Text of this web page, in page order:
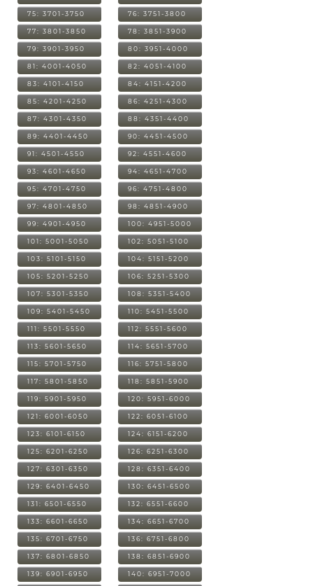
75: 3701-3750 76: 3751-3800
77: 3801-3850 78: 3851-3900
79: 3901-3950 80: 3951-4000
81: 4001-4050 82: 4051-4100
83: 4101-4150 84: 4151-4200
85: 4201-4250 86: 4251-4300
87: 4301-4350 88: 4351-4400
89: 4401-4450 90: 4451-4500
91: 4501-4550 92: 4551-4600
93: 4601-4650 94: 4651-4700
95: 4701-4750 96: 4751-4800
97: 4801-4850 98: 4851-4900
99: 4901-4950 100: 4951-5000
101: 5001-5050 102: 5051-5100
103: 5101-5150 104: 5151-5200
105: 5201-5250 106: 5251-5300
107: 5301-5350 108: 5351-5400
109: 5401-5450 110: 5451-5500
111: 5501-5550 112: 5551-5600
113: 5601-5650 114: 5651-5700
115: 5701-5750 116: 5751-5800
117: 5801-5850 118: 5851-5900
119: 5901-5950 120: 5951-6000
121: 6001-6050 122: 6051-6100
123: 6101-6150 124: 6151-6200
125: 6201-6250 126: 6251-6300
127: 6301-6350 128: 6351-6400
129: 6401-6450 130: 6451-6500
131: 6501-6550 132: 6551-6600
133: 6601-6650 134: 6651-6700
135: 6701-6750 136: 6751-6800
137: 6801-6850 138: 6851-6900
139: 6901-6950 140: 6951-7000